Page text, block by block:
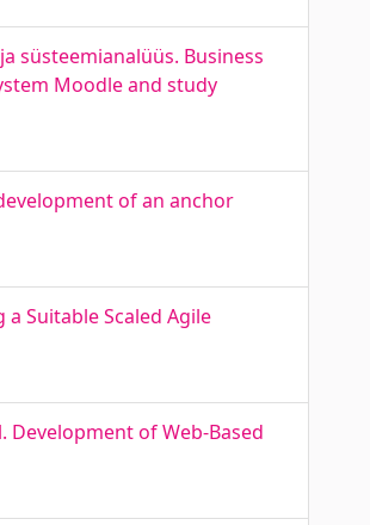
süsteemianalüüs. Business
Moodle and study
of an anchor
Suitable Scaled Agile
of Web-Based